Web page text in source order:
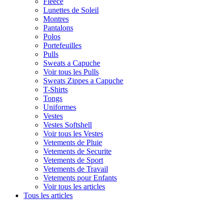
Lunettes de Soleil
Montres
Pantalons
Polos
Portefeuilles
Pulls
Sweats a Capuche
Voir tous les Pulls
Sweats Zippes a Capuche
T-Shirts
Tongs
Uniformes
Vestes
Vestes Softshell
Voir tous les Vestes
Vetements de Pluie
Vetements de Securite
Vetements de Sport
Vetements de Travail
Vetements pour Enfants
Voir tous les articles
Tous les articles